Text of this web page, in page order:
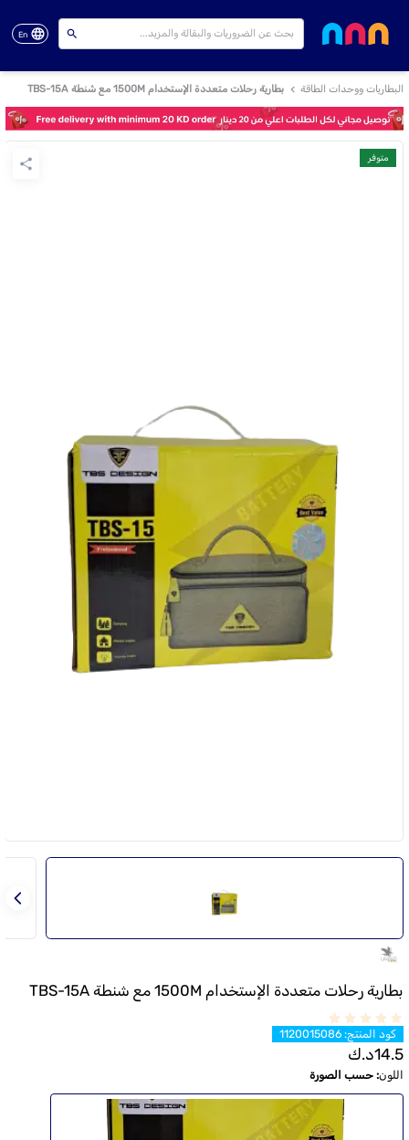
En
البطاريات ووحدات الطاقة بطارية رحلات متعددة الإستخدام 1500M مع شنطة TBS-15A
متوفر
بطارية رحلات متعددة الإستخدام 1500M مع شنطة TBS-15A
كود المنتج:
1120015086
14.5د.ك
اللون: حسب الصورة